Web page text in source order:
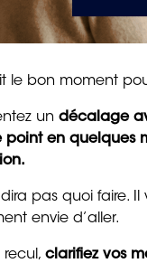
liés aux
de vous
transition
(maintenance,
Un
bilan de
souvent prescrit.
un
le bon moment
un décalage
point en quelques
dira pas quoi faire.
envie d’aller.
recul, clarifiez vos